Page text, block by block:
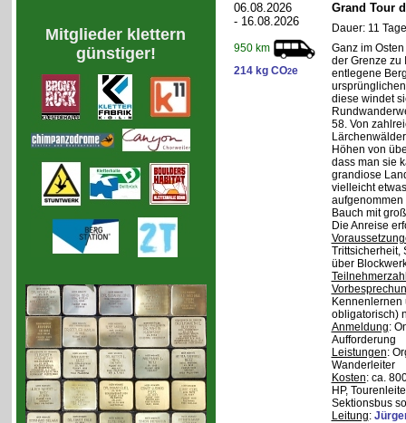
Mitglieder klettern
günstiger!
06.08.2026
- 16.08.2026
950 km
214 kg CO2e
Grand Tour
Dauer: 11
Ganz im
der Grenze zu
entlegene
diese windet
58. Von
Höhen von
dass man sie
grandiose
vielleicht
Bauch mit
Die Anreise
Trittsicherheit,
über
obligatorisch)
Anmeldung:
Aufforderung
Leistungen:
Wanderleiter
Kosten: ca.
HP,
Sektionsbus
Leitung: